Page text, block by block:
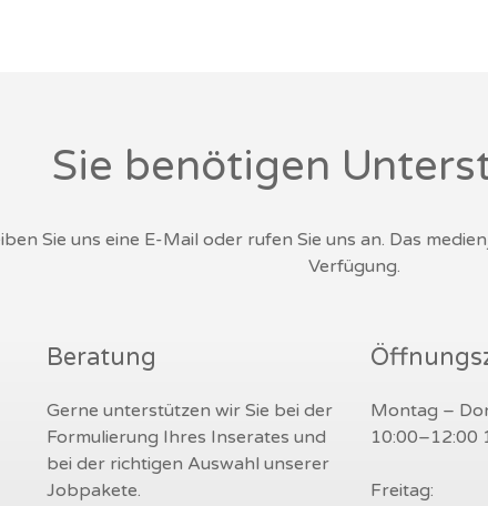
Sie benötigen
Sie uns eine E-Mail oder rufen Sie uns an. Das
Verfügung.
Beratung
Gerne unterstützen wir Sie bei der
Formulierung Ihres Inserates und
bei der richtigen Auswahl unserer
Jobpakete.
Montag –
10:00–12:00
Freitag: